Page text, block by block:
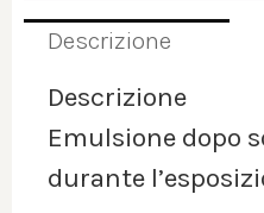
Descrizione
Descrizione
Emulsione dopo
durante